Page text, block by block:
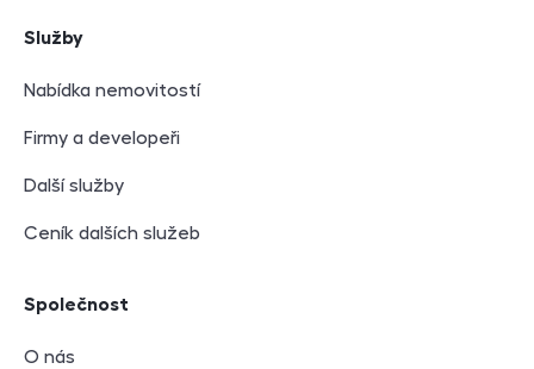
Služby
Nabídka nemovitostí
Firmy a developeři
Další služby
Ceník dalších služeb
Společnost
O nás